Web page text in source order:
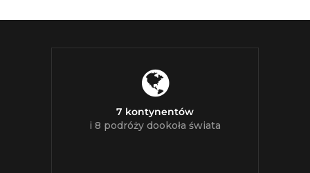
7 kontynentów
i 8 podróży dookoła świata